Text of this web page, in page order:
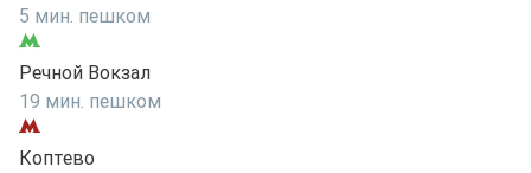
5 мин. пешком
Речной Вокзал
19 мин. пешком
Коптево